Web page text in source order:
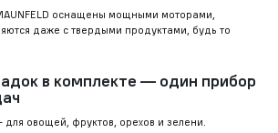
оснащены мощными моторами,
даже с твердыми продуктами, будь то
в комплекте — один прибор
овощей, фруктов, орехов и зелени.